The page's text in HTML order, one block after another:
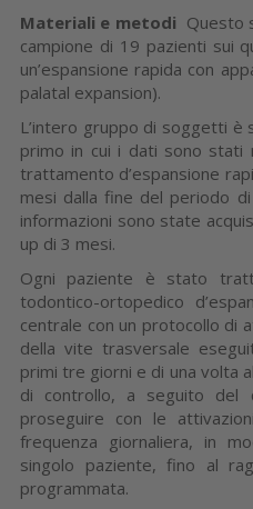
Materiali e metodi Questo
campione di 19 pazienti sui
un’espansione rapida con
pala­tal expansion).
L’intero gruppo di soggetti è
primo in cui i dati sono stati
trattamento d’espansione
mesi dalla fine del periodo
informazioni sono state
up di 3 mesi.
Ogni paziente è sta­to
todontico-ortopedico
centrale con un protocollo di
della vite tra­sversale
primi tre giorni e di una volta
di controllo, a seguito
proseguire con le
frequenza giornaliera, in
singolo paziente, fi­no al
programmata.